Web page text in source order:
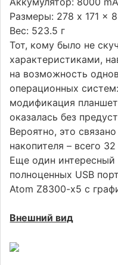
Размеры: 278 x 171 x
Вес: 523.5 г
Тот, кому было не
характеристиками,
на возможность
операционных
модификация
оказалась без
Вероятно, это
накопителя – всего 32
Еще один интересный
полноценных USB
Atom Z8300-x5 с
Внешний вид